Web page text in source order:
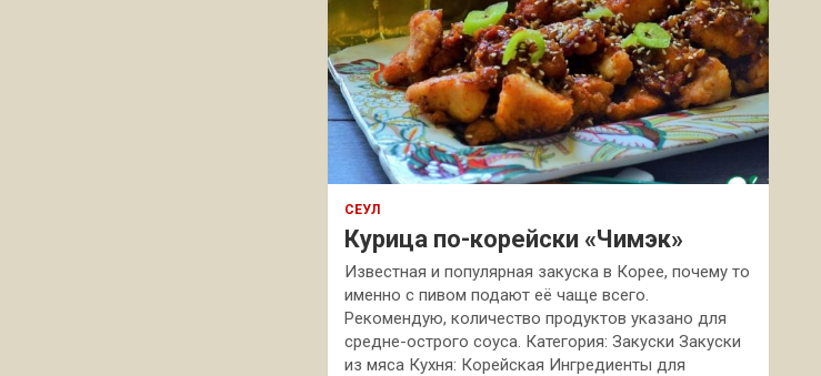
СЕУЛ
Курица по-корейски «Чимэк»
Известная и популярная закуска в Корее, почему то
именно с пивом подают её чаще всего.
Рекомендую, количество продуктов указано для
средне-острого соуса. Категория: Закуски Закуски
из мяса Кухня: Корейская Ингредиенты для